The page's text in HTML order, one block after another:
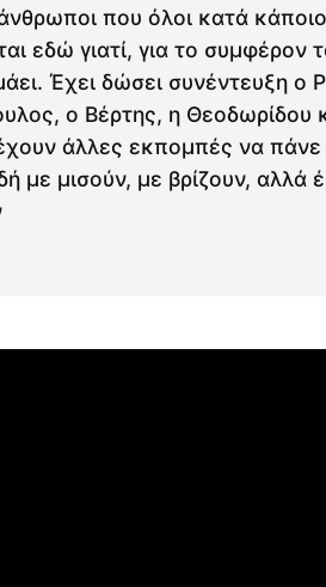
που όλοι κατά
εδώ γιατί, για το συμφέρον
Έχει δώσει συνέντευξη ο
ο Βέρτης, η Θεοδωρίδου
άλλες εκπομπές να πάνε
με μισούν, με βρίζουν, αλλά